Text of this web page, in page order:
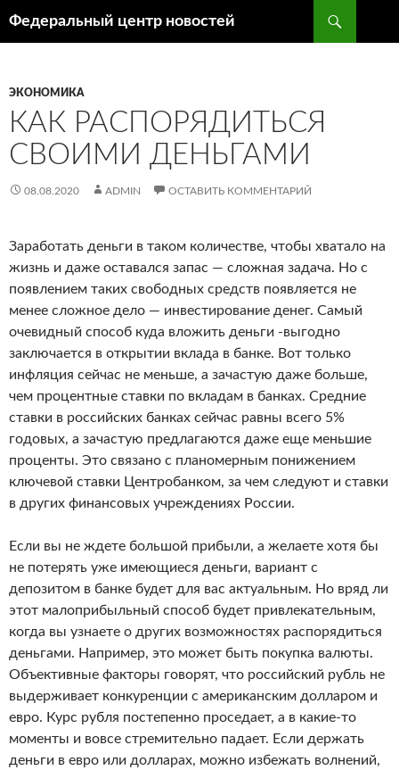
Федеральный центр новостей
ЭКОНОМИКА
КАК РАСПОРЯДИТЬСЯ
СВОИМИ ДЕНЬГАМИ
08.08.2020 ADMIN ОСТАВИТЬ КОММЕНТАРИЙ
Заработать деньги в таком количестве, чтобы хватало на
жизнь и даже оставался запас — сложная задача. Но с
появлением таких свободных средств появляется не
менее сложное дело — инвестирование денег. Самый
очевидный способ куда вложить деньги -выгодно
заключается в открытии вклада в банке. Вот только
инфляция сейчас не меньше, а зачастую даже больше,
чем процентные ставки по вкладам в банках. Средние
ставки в российских банках сейчас равны всего 5%
годовых, а зачастую предлагаются даже еще меньшие
проценты. Это связано с планомерным понижением
ключевой ставки Центробанком, за чем следуют и ставки
в других финансовых учреждениях России.
Если вы не ждете большой прибыли, а желаете хотя бы
не потерять уже имеющиеся деньги, вариант с
депозитом в банке будет для вас актуальным. Но вряд ли
этот малоприбыльный способ будет привлекательным,
когда вы узнаете о других возможностях распорядиться
деньгами. Например, это может быть покупка валюты.
Объективные факторы говорят, что российский рубль не
выдерживает конкуренции с американским долларом и
евро. Курс рубля постепенно проседает, а в какие-то
моменты и вовсе стремительно падает. Если держать
деньги в евро или долларах, можно избежать волнений,